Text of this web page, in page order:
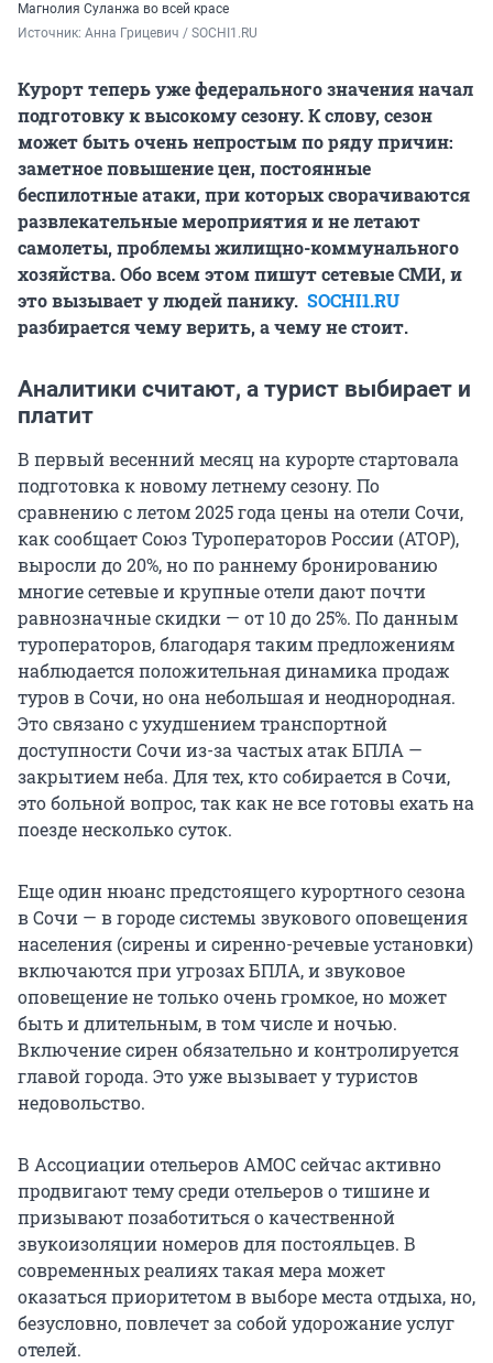
Магнолия Суланжа во всей красе
Источник: Анна Грицевич / SOCHI1.RU
Курорт теперь уже федерального значения начал
подготовку к высокому сезону. К слову, сезон
может быть очень непростым по ряду причин:
заметное повышение цен, постоянные
беспилотные атаки, при которых сворачиваются
развлекательные мероприятия и не летают
самолеты, проблемы жилищно-коммунального
хозяйства. Обо всем этом пишут сетевые СМИ, и
это вызывает у людей панику. SOCHI1.RU
разбирается чему верить, а чему не стоит.
Аналитики считают, а турист выбирает и
платит
В первый весенний месяц на курорте стартовала
подготовка к новому летнему сезону. По
сравнению с летом 2025 года цены на отели Сочи,
как сообщает Союз Туроператоров России (АТОР),
выросли до 20%, но по раннему бронированию
многие сетевые и крупные отели дают почти
равнозначные скидки — от 10 до 25%. По данным
туроператоров, благодаря таким предложениям
наблюдается положительная динамика продаж
туров в Сочи, но она небольшая и неоднородная.
Это связано с ухудшением транспортной
доступности Сочи из-за частых атак БПЛА —
закрытием неба. Для тех, кто собирается в Сочи,
это больной вопрос, так как не все готовы ехать на
поезде несколько суток.
Еще один нюанс предстоящего курортного сезона
в Сочи — в городе системы звукового оповещения
населения (сирены и сиренно-речевые установки)
включаются при угрозах БПЛА, и звуковое
оповещение не только очень громкое, но может
быть и длительным, в том числе и ночью.
Включение сирен обязательно и контролируется
главой города. Это уже вызывает у туристов
недовольство.
В Ассоциации отельеров АМОС сейчас активно
продвигают тему среди отельеров о тишине и
призывают позаботиться о качественной
звукоизоляции номеров для постояльцев. В
современных реалиях такая мера может
оказаться приоритетом в выборе места отдыха, но,
безусловно, повлечет за собой удорожание услуг
отелей.